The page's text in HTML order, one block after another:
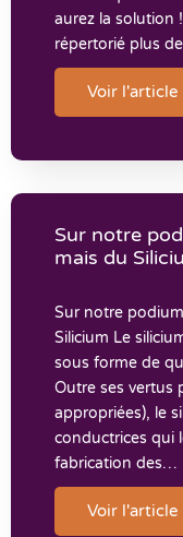
aurez la solution
répertorié plus
Voir l'article
Sur notre
mais du
Sur notre
Silicium Le
sous forme de
Outre ses vertus
appropriées), le
conductrices qui
fabrication des…
Voir l'article